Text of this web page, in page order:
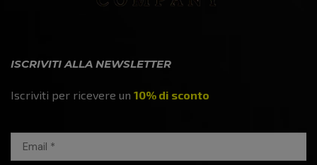
ISCRIVITI ALLA NEWSLETTER
Iscriviti per ricevere un 10% di sconto